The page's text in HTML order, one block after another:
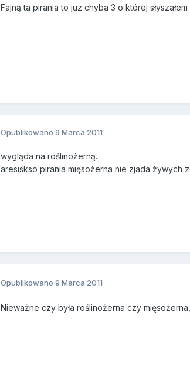
Fajną ta pirania to juz chyba 3 o której
Opublikowano 9 Marca 2011
wygląda na roślinożerną.
aresiskso pirania mięsożerna nie zjada żywych
Opublikowano 9 Marca 2011
Nieważne czy była roślinożerna czy